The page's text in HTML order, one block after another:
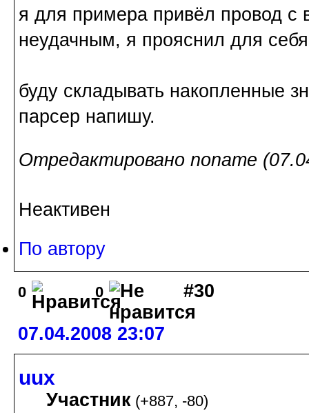
я для примера привёл провод с
неудачным, я прояснил для
буду складывать накопленные
парсер напишу.
Отредактировано noname
Неактивен
По автору
0 0 #30
07.04.2008 23:07
uux
Участник (+887, -80)